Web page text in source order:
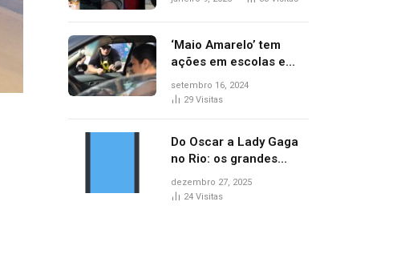
‘Maio Amarelo’ tem
ações em escolas e
ruas para prevenir
acidentes no trânsito
setembro 16, 2024
29 Visitas
Do Oscar a Lady Gaga
no Rio: os grandes
marcos da cultura em
2025
dezembro 27, 2025
24 Visitas